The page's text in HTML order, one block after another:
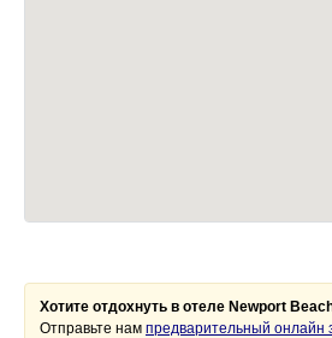
Хотите отдохнуть в отеле Newport
Отправьте нам предварительный онлайн